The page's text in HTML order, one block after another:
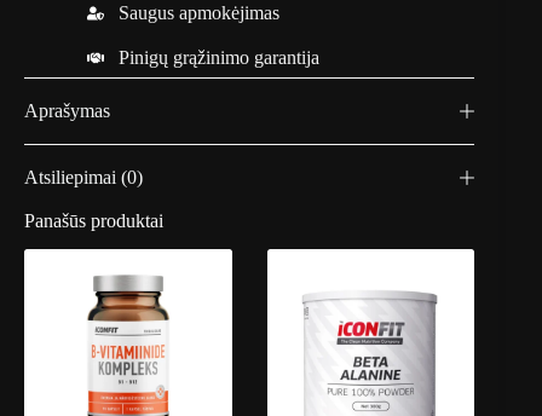
Saugus apmokėjimas
Pinigų grąžinimo garantija
Aprašymas
Atsiliepimai (0)
Panašūs produktai